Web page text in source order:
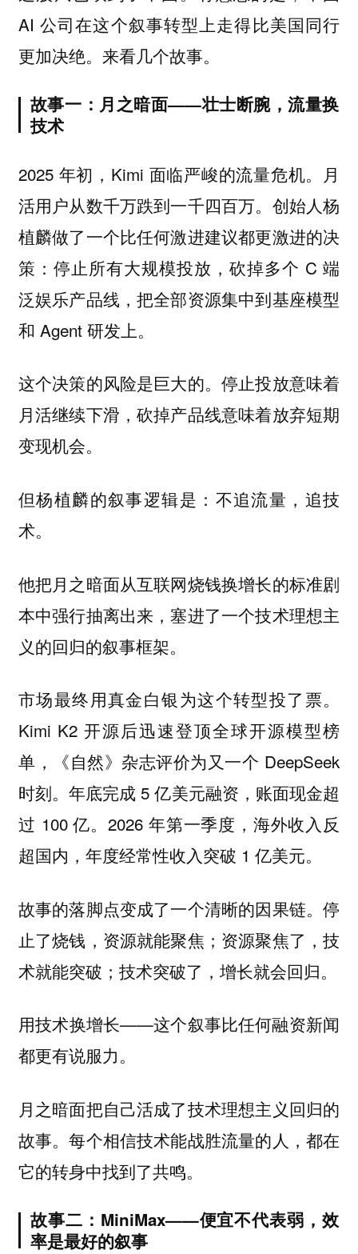
AI 公司在这个叙事转型上走得比美国同行
更加决绝。来看几个故事。
故事一：月之暗面——壮士断腕，流量换
技术
2025 年初，Kimi 面临严峻的流量危机。月
活用户从数千万跌到一千四百万。创始人杨
植麟做了一个比任何激进建议都更激进的决
策：停止所有大规模投放，砍掉多个 C 端
泛娱乐产品线，把全部资源集中到基座模型
和 Agent 研发上。
这个决策的风险是巨大的。停止投放意味着
月活继续下滑，砍掉产品线意味着放弃短期
变现机会。
但杨植麟的叙事逻辑是： 不追流量，追技
术。
他把月之暗面从互联网烧钱换增长的标准剧
本中强行抽离出来，塞进了一个技术理想主
义的回归的叙事框架。
市场最终用真金白银为这个转型投了票。
Kimi K2 开源后迅速登顶全球开源模型榜
单，《自然》杂志评价为又一个 DeepSeek
时刻。年底完成 5 亿美元融资，账面现金超
过 100 亿。2026 年第一季度，海外收入反
超国内，年度经常性收入突破 1 亿美元。
故事的落脚点变成了一个清晰的因果链。停
止了烧钱，资源就能聚焦；资源聚焦了，技
术就能突破；技术突破了，增长就会回归。
用技术换增长——这个叙事比任何融资新闻
都更有说服力。
月之暗面把自己活成了技术理想主义回归的
故事。每个相信技术能战胜流量的人，都在
它的转身中找到了共鸣。
故事二：MiniMax——便宜不代表弱，效
率是最好的叙事